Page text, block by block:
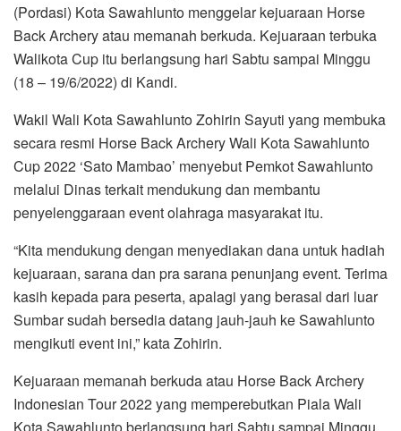
(Pordasi) Kota Sawahlunto menggelar kejuaraan Horse
Back Archery atau memanah berkuda. Kejuaraan terbuka
Walikota Cup itu berlangsung hari Sabtu sampai Minggu
(18 – 19/6/2022) di Kandi.
Wakil Wali Kota Sawahlunto Zohirin Sayuti yang membuka
secara resmi Horse Back Archery Wali Kota Sawahlunto
Cup 2022 ‘Sato Mambao’ menyebut Pemkot Sawahlunto
melalui Dinas terkait mendukung dan membantu
penyelenggaraan event olahraga masyarakat itu.
“Kita mendukung dengan menyediakan dana untuk hadiah
kejuaraan, sarana dan pra sarana penunjang event. Terima
kasih kepada para peserta, apalagi yang berasal dari luar
Sumbar sudah bersedia datang jauh-jauh ke Sawahlunto
mengikuti event ini,” kata Zohirin.
Kejuaraan memanah berkuda atau Horse Back Archery
Indonesian Tour 2022 yang memperebutkan Piala Wali